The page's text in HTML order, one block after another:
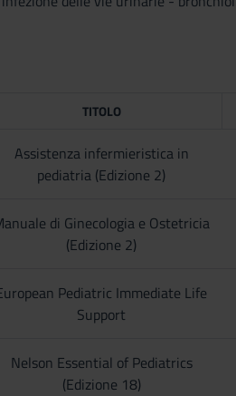
TITOLO
Assistenza infermieristica in
pediatria (Edizione 2)
di Ginecologia e Ostetricia
(Edizione 2)
Pediatric Immediate Life
Support
Nelson Essential of Pediatrics
(Edizione 18)